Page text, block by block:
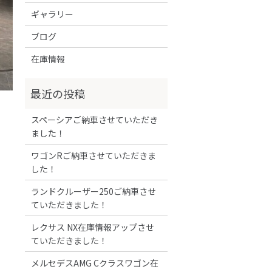
ギャラリー
ブログ
在庫情報
スペーシアご納車させていただき
ました！
ワゴンRご納車させていただきま
した！
ランドクルーザー250ご納車させ
ていただきました！
レクサス NX在庫情報アップさせ
ていただきました！
メルセデスAMG Cクラスワゴン在